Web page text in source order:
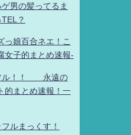
男の髪ってるま
？
っ娘百合ネエ！こ
女子的まとめ速報-
ル！！ 永遠の
まとめ速報！一
ルまっくす！